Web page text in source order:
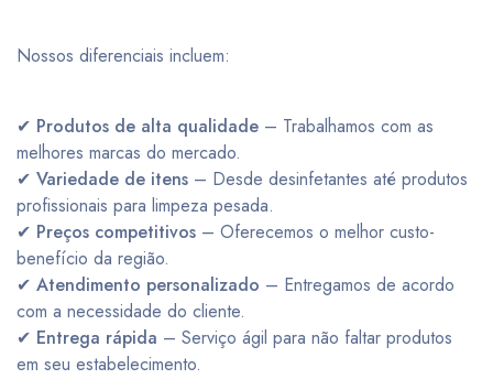
Nossos diferenciais incluem:
✔ Produtos de alta qualidade – Trabalhamos com as
melhores marcas do mercado.
✔ Variedade de itens – Desde desinfetantes até produtos
profissionais para limpeza pesada.
✔ Preços competitivos – Oferecemos o melhor custo-
benefício da região.
✔ Atendimento personalizado – Entregamos de acordo
com a necessidade do cliente.
✔ Entrega rápida – Serviço ágil para não faltar produtos
em seu estabelecimento.